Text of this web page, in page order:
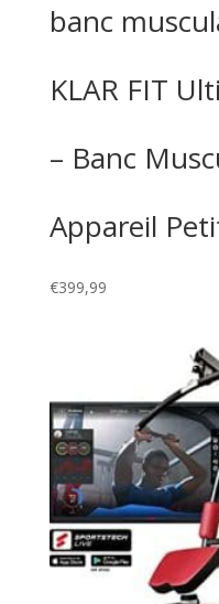
banc
KLAR FIT
– Banc
Appareil
€399,99